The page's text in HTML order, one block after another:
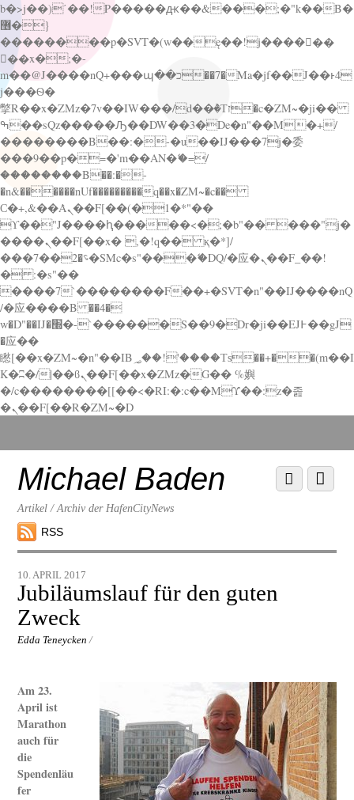
b�>j��)΄��!P�����ԫ��&���;�"k��B�
޶�}
��������p�SVT�(w��ę��!j������
��x�;�-
m��@J����nQ+���պ��כ��7�Ma�jf��J��ͱ4
j���Ѳ�
撆R��x�ZMz�7v��IW���/d��ٞ�Тז�c�ZM~�ji��
ߒ��sQz�����Ԡ��DW��3�De�n"��M�+/
��������B��:�-�u��IJ���7j�委
���9��p�=�'m��AN�ޭ�=/
��������B��:�-
�n&������nUf���������q��x�ZM~�c��
Ϲ�+,&��Ὰܢ��F[��(�1�*"��
ϒ��"J����ԧ�����<�;�b"�� ���"j�
����ܢ��F[��x� ,�!q�� қ�*]/
���؝�2��7�SMc�s"���ޭ�DQ/�应�ܢ��F_��!
� :�s"��
����7`��������F��+�SVT�n"��IJ����nQ
/�应����B ��4�
w�D"��IJ�׭�-`������S��9�Dr�ji��EJ߅��gJ
�应��
矁[��x�ZM~�n"��IB؃��!'����Тѕ��+��(m��I
K�ʭ�/|��ϐܢ��F[��x�ZMz�G�� %嬩
�/c��������[[��<�RI:�:c��MΎ��:z�졾
�ܢ��F[��R�ZM~�D
down
contentMichael Baden
Artikel / Archiv der HafenCityNews
RSS
Menu
Scroll
down
10. APRIL 2017
Jubiläumslauf für den guten
Zweck
Edda Teneycken /
Am 23.
April ist
Marathon
auch für
die
Spendenläu
fer